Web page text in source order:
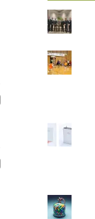
ー